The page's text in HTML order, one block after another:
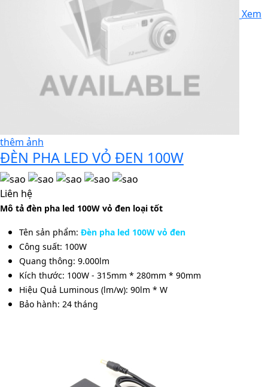
Xem
thêm ảnh
ĐÈN PHA LED VỎ ĐEN 100W
Liên hệ
Mô tả đèn pha led 100W vỏ đen loại tốt
Tên sản phẩm: Đèn pha led 100W vỏ đen
Công suất: 100W
Quang thông: 9.000lm
Kích thước: 100W - 315mm * 280mm * 90mm
Hiệu Quả Luminous (lm/w): 90lm * W
Bảo hành: 24 tháng